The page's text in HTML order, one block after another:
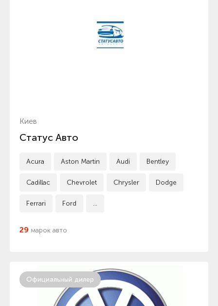
Киев
Статус Авто
Acura Aston Martin Audi Bentley
Cadillac Chevrolet Chrysler Dodge
Ferrari Ford ...
29 марок авто
Официальный дилер